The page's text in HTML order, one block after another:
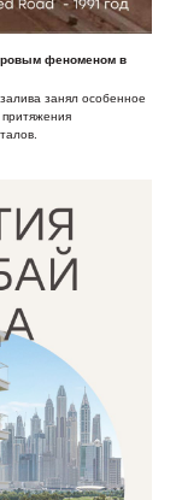
феноменом в
занял особенное